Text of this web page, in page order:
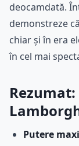
deocamdată.
demonstreze
chiar și în era
în cel mai
Putere